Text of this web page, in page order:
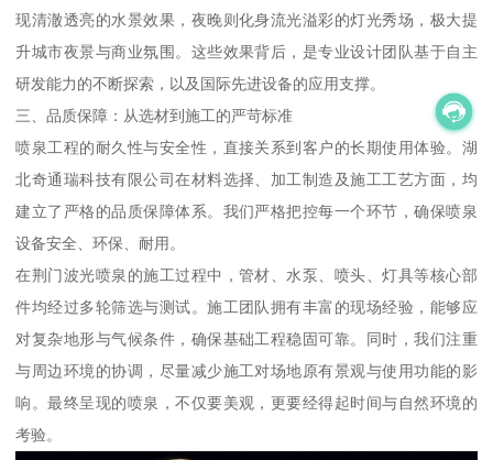
现清澈透亮的水景效果，夜晚则化身流光溢彩的灯光秀场，极大提
升城市夜景与商业氛围。这些效果背后，是专业设计团队基于自主
研发能力的不断探索，以及国际先进设备的应用支撑。
三、品质保障：从选材到施工的严苛标准
喷泉工程的耐久性与安全性，直接关系到客户的长期使用体验。湖
北奇通瑞科技有限公司在材料选择、加工制造及施工工艺方面，均
建立了严格的品质保障体系。我们严格把控每一个环节，确保喷泉
设备安全、环保、耐用。
在荆门波光喷泉的施工过程中，管材、水泵、喷头、灯具等核心部
件均经过多轮筛选与测试。施工团队拥有丰富的现场经验，能够应
对复杂地形与气候条件，确保基础工程稳固可靠。同时，我们注重
与周边环境的协调，尽量减少施工对场地原有景观与使用功能的影
响。最终呈现的喷泉，不仅要美观，更要经得起时间与自然环境的
考验。